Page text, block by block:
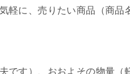
軽に、売りたい商品（商品
です）、おおよその物量